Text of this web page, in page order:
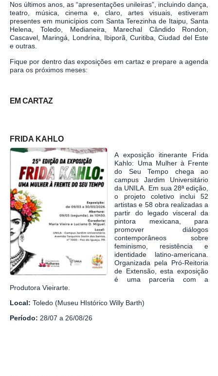
Nos últimos anos, as “apresentações unileiras”, incluindo dança,
teatro, música, cinema e, claro, artes visuais, estiveram
presentes em municípios com Santa Terezinha de Itaipu, Santa
Helena, Toledo, Medianeira, Marechal Cândido Rondon,
Cascavel, Maringá, Londrina, Ibiporã, Curitiba, Ciudad del Este
e outras.
Fique por dentro das exposições em cartaz e prepare a agenda
para os próximos meses:
EM CARTAZ
FRIDA KAHLO
A exposição itinerante Frida
Kahlo: Uma Mulher à Frente
do Seu Tempo chega ao
campus Jardim Universitário
da UNILA. Em sua 28ªedição,
o projeto coletivo inclui 52
artistas e 58 obra realizadas a
partir do legado visceral da
pintora mexicana, para
promover diálogos
contemporâneos sobre
feminismo, resistência e
identidade latino-americana.
Organizada pela Pró-Reitoria
de Extensão, esta exposição
é uma parceria com a
Produtora Vieirarte
Local: Toledo (Museu HIstórico Willy Barth)
Período: 28/07 a 26/08/26